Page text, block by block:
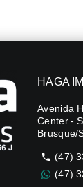
HAGA
Avenida
Center -
Brusque/
(47)
(47)